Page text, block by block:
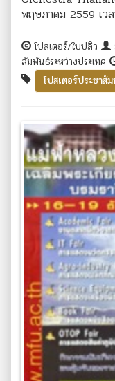
พฤษภาคม 2559 เว
โปสเตอร์/ใบปลิว
สัมพันธ์ระหว่างประเทศ
โปสเตอร์ประชาสั